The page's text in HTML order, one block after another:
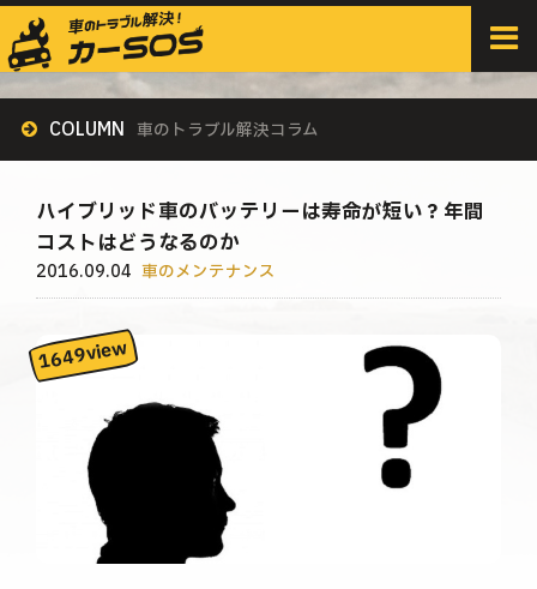
HOME > すべての記事 >
ハイブリッド車のバッテリーは寿命が短い？年間コストはどうなるのか
COLUMN 車のトラブル解決コラム
ハイブリッド車のバッテリーは寿命が短い？年間
コストはどうなるのか
2016.09.04 車のメンテナンス